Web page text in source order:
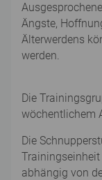
Ängste,
Älterwerdens
werden.
Die
wöchentlichem
Die
abhängig von